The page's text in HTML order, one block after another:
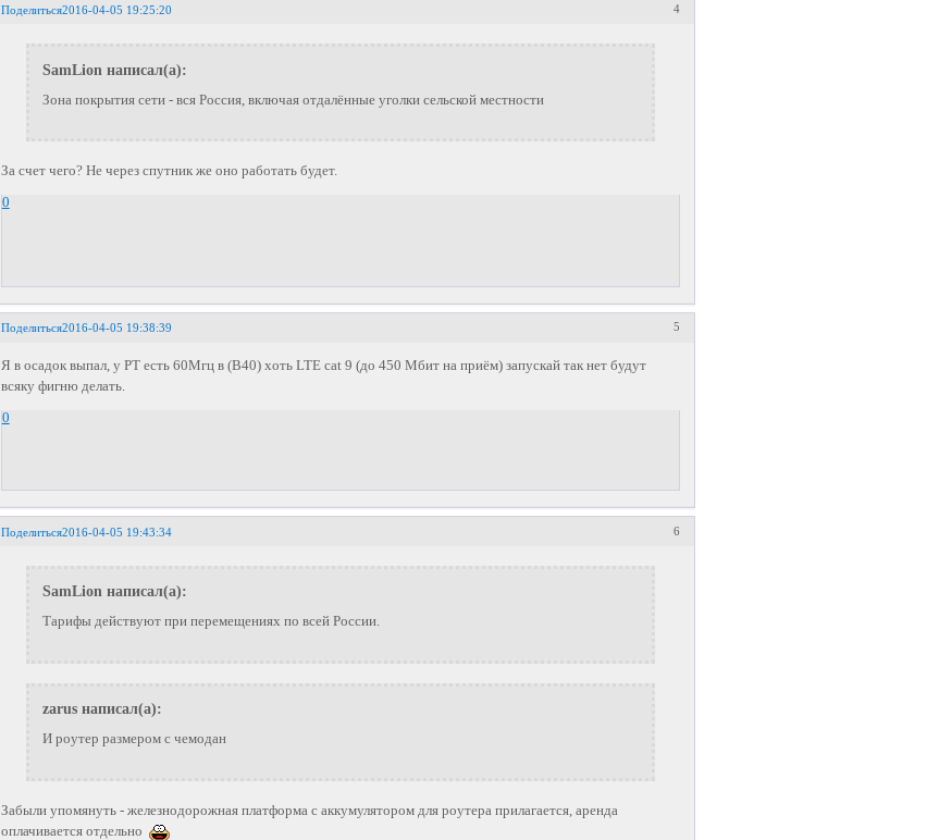
Поделиться 4
2016-04-05 19:25:20
SamLion написал(а):
Зона покрытия сети - вся Россия, включая отдалённые уголки сельской местности
За счет чего? Не через спутник же оно работать будет.
0
Поделиться 5
2016-04-05 19:38:39
Я в осадок выпал, у РТ есть 60Мгц в (В40) хоть LTE cat 9 (до 450 Мбит на приём) запускай так нет будут
всяку фигню делать.
0
Поделиться 6
2016-04-05 19:43:34
SamLion написал(а):
Тарифы действуют при перемещениях по всей России.
zarus написал(а):
И роутер размером с чемодан
Забыли упомянуть - железнодорожная платформа с аккумулятором для роутера прилагается, аренда
оплачивается отдельно